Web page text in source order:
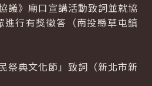
議》廟口宣講活動致詞並就協
進行有獎徵答（南投縣草屯鎮
祭典文化節」致詞（新北市新